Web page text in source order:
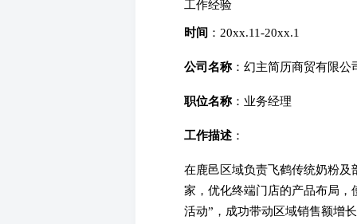
工作经验
时间 ：20xx.11-20xx.1
公司名称：幻主简历商贸有限公
职位名称：业务经理
工作描述 ：
在鹿邑区域负责飞鹤传统奶粉及
家，优化终端门店的产品布局，
活动”，成功带动区域销售额增